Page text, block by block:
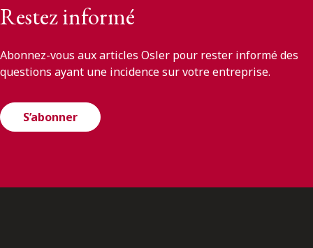
Restez informé
Abonnez-vous aux articles Osler pour rester informé des
questions ayant une incidence sur votre entreprise.
S’abonner